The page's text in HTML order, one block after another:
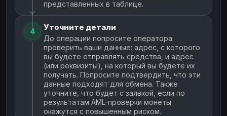
представленных в таблице.
4 Уточните детали
До операции попросите оператора
проверить ваши данные: адрес, с которого
вы будете отправлять средства, и адрес
(или реквизиты), на который вы будете их
получать. Попросите подтвердить, что эти
данные подходят для обмена. Также
уточните, что будет с заявкой, если по
результатам AML-проверки монеты
окажутся с повышенным риском.